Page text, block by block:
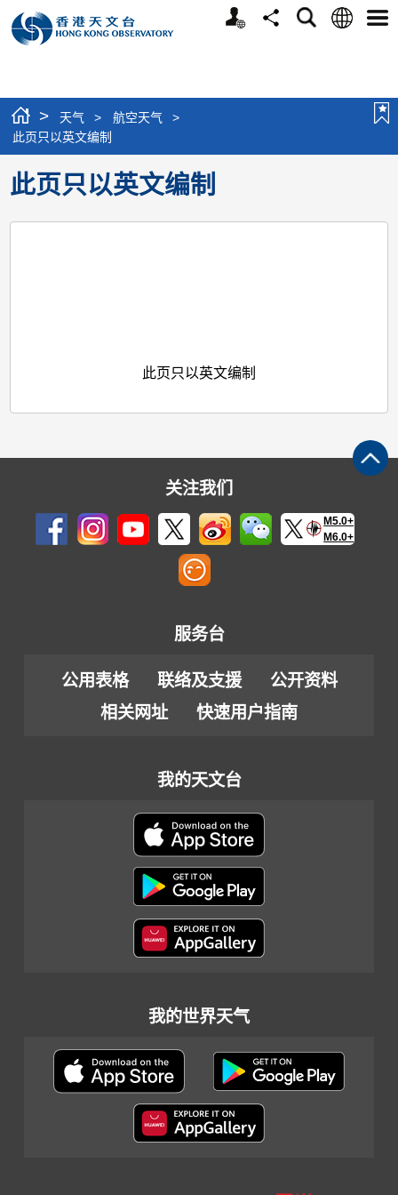
个
分
搜
语
选
> 天气 > 航空天气
>
此页只以英文编制
此页只以英文编制
此页只以英文编制
关注我们
M5.0+
M6.0+
服务台
公用表格 联络及支援
公开资料
相关网址
快速用户指南
我的天文台
我的世界天气